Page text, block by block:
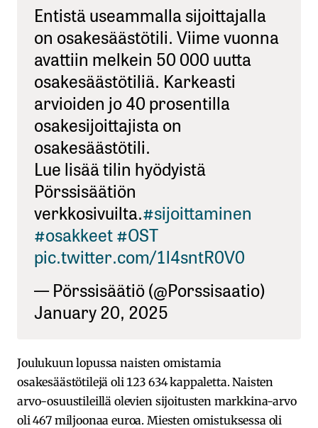
Entistä useammalla sijoittajalla
on osakesäästötili. Viime vuonna
avattiin melkein 50 000 uutta
osakesäästötiliä. Karkeasti
arvioiden jo 40 prosentilla
osakesijoittajista on
osakesäästötili.
Lue lisää tilin hyödyistä
Pörssisäätiön
verkkosivuilta.#sijoittaminen
#osakkeet#OST
pic.twitter.com/1l4sntR0V0
— Pörssisäätiö (@Porssisaatio)
January 20, 2025
Joulukuun lopussa naisten omistamia
osakesäästötilejä oli 123 634 kappaletta. Naisten
arvo-osuustileillä olevien sijoitusten markkina-arvo
oli 467 miljoonaa euroa. Miesten omistuksessa oli